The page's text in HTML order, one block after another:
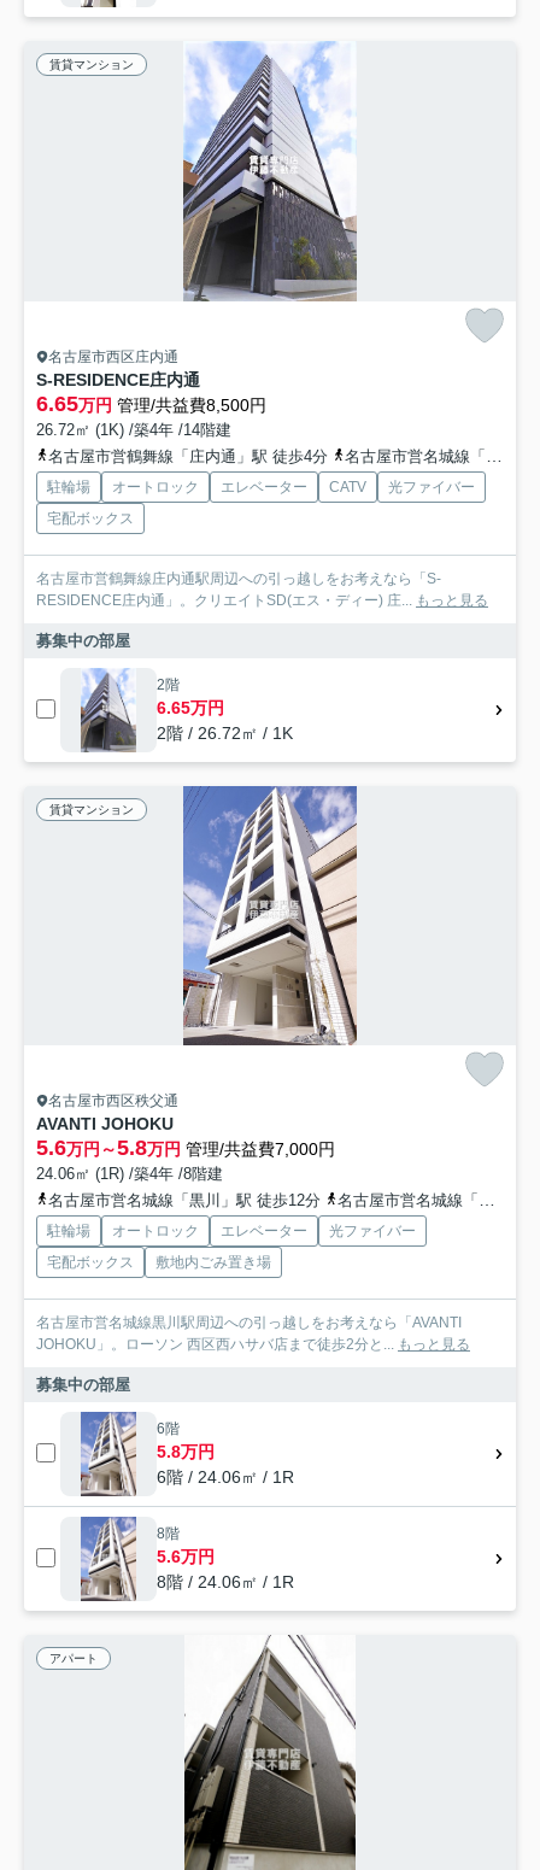
賃貸マンション
名古屋市西区庄内通
S-RESIDENCE庄内通
6.65万円 管理/共益費8,500円
26.72㎡ (1K) /築4年 /14階建
名古屋市営鶴舞線「庄内通」駅 徒歩4分
名古屋市営名城線「黒川」駅 徒歩26分
駐輪場 オートロック エレベーター CATV
光ファイバー
宅配ボックス
名古屋市営鶴舞線庄内通駅周辺への引っ越しをお考えなら「S-
RESIDENCE庄内通」。クリエイトSD(エス・ディー) 庄...
もっと見る
募集中の部屋
2階
6.65万円
2階 / 26.72㎡ / 1K
賃貸マンション
名古屋市西区秩父通
AVANTI JOHOKU
5.6万円～5.8万円 管理/共益費7,000円
24.06㎡ (1R) /築4年 /8階建
名古屋市営名城線「黒川」駅 徒歩12分
名古屋市営名城線「名城公園」駅 徒歩15分
駐輪場 オートロック エレベーター
光ファイバー
宅配ボックス
敷地内ごみ置き場
名古屋市営名城線黒川駅周辺への引っ越しをお考えなら「AVANTI
JOHOKU」。ローソン 西区西ハサバ店まで徒歩2分と...
もっと見る
募集中の部屋
6階
5.8万円
6階 / 24.06㎡ / 1R
8階
5.6万円
8階 / 24.06㎡ / 1R
アパート